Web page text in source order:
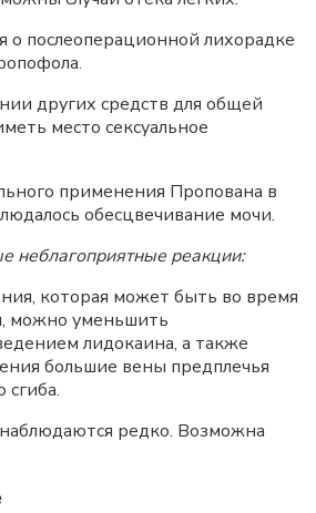
о послеоперационной лихорадке
других средств для общей
место сексуальное
применения Пропована в
обесцвечивание мочи.
неблагоприятные реакции:
которая может быть во время
можно уменьшить
лидокаина, а также
большие вены предплечья
сгиба.
редко. Возможна